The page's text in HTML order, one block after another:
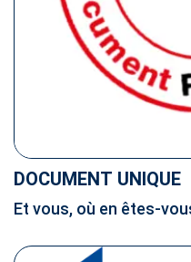
DOCUMENT UNIQUE
Et vous, où en êtes-